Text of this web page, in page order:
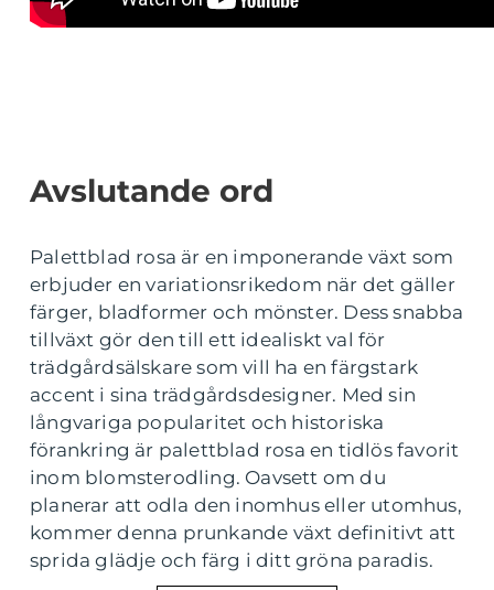
Avslutande ord
Palettblad rosa är en imponerande växt som
erbjuder en variationsrikedom när det gäller
färger, bladformer och mönster. Dess snabba
tillväxt gör den till ett idealiskt val för
trädgårdsälskare som vill ha en färgstark
accent i sina trädgårdsdesigner. Med sin
långvariga popularitet och historiska
förankring är palettblad rosa en tidlös favorit
inom blomsterodling. Oavsett om du
planerar att odla den inomhus eller utomhus,
kommer denna prunkande växt definitivt att
sprida glädje och färg i ditt gröna paradis.